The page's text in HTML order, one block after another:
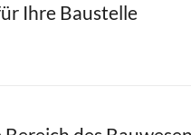
Ihre Baustelle